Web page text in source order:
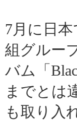
7月に日
組グルー
バム「
までとは
も取り入